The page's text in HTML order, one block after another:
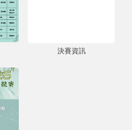
決賽資訊